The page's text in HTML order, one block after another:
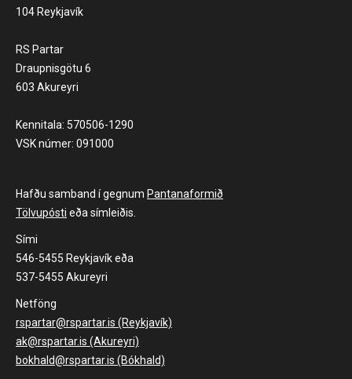
104 Reykjavík
RS Partar
Draupnisgötu 6
603 Akureyri
Kennitala: 570506-1290
VSK númer: 091000
Hafðu samband í gegnum Pantanaformið
Tölvupósti eða símleiðis.
Sími
546-5455 Reykjavík eða
537-5455 Akureyri
Netföng
rspartar@rspartar.is (Reykjavík)
ak@rspartar.is (Akureyri)
bokhald@rspartar.is (Bókhald)